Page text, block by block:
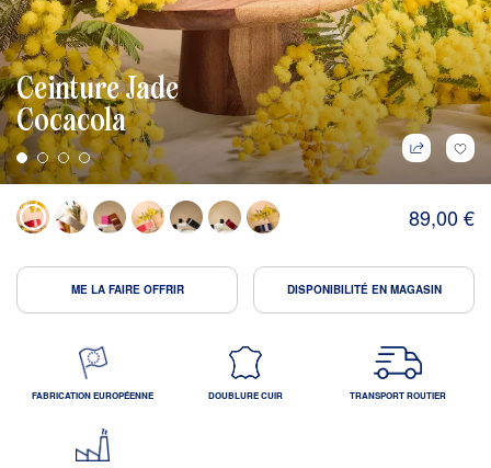
Ceinture Jade
Cocacola
89,00 €
ME LA FAIRE OFFRIR DISPONIBILITÉ EN MAGASIN
FABRICATION EUROPÉENNE DOUBLURE CUIR TRANSPORT ROUTIER